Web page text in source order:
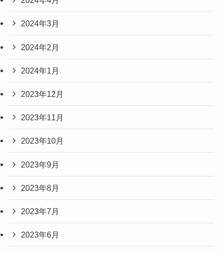
2024年3月
2024年2月
2024年1月
2023年12月
2023年11月
2023年10月
2023年9月
2023年8月
2023年7月
2023年6月